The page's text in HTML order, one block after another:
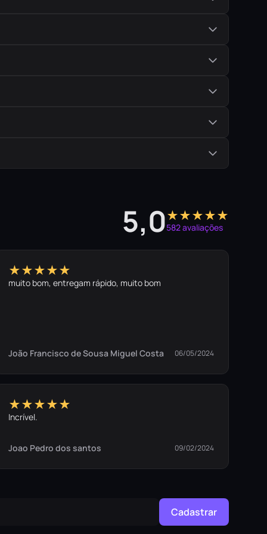
5,0★★★★★
582 avaliações
★★★★★
muito bom, entregam rápido, muito bom
João Francisco de Sousa Miguel Costa 06/05/2024
★★★★★
Incrível.
Joao Pedro dos santos 09/02/2024
Cadastrar